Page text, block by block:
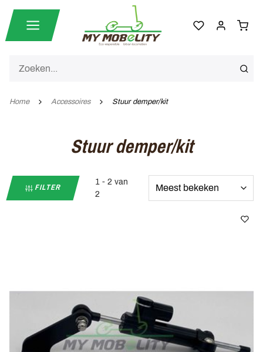
Home Accessoires Stuur demper/kit
Stuur demper/kit
FILTER
1 - 2 van
2